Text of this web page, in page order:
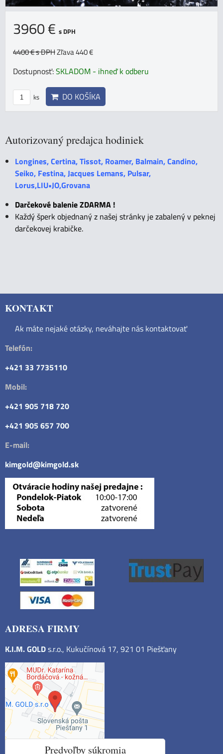
3960 € s DPH
4400 €s DPHZľava 440 €
Dostupnosť:SKLADOM - ihneď k odberu
ks DO KOŠÍKA
Autorizovaný predajca hodiniek
Longines, Certina, Tissot, Roamer, Balmain, Candino,
Seiko, Festina, Jacques Lemans, Pulsar,
Lorus,LIU•JO,Grovana
Darčekové balenie ZDARMA !
Každý šperk objednaný z našej stránky je zabalený v peknej
darčekovej krabičke.
KONTAKT
Ak máte nejaké otázky, neváhajte nás kontaktovať
Telefón:
+421 33 7735110
Mobil:
+421 905 718 720
+421 905 657 700
E-mail:
kimgold@kimgold.sk
ADRESA FIRMY
K.I.M. GOLDs.r.o., Kukučínová 17, 921 01 Piešťany
Predvoľby súkromia